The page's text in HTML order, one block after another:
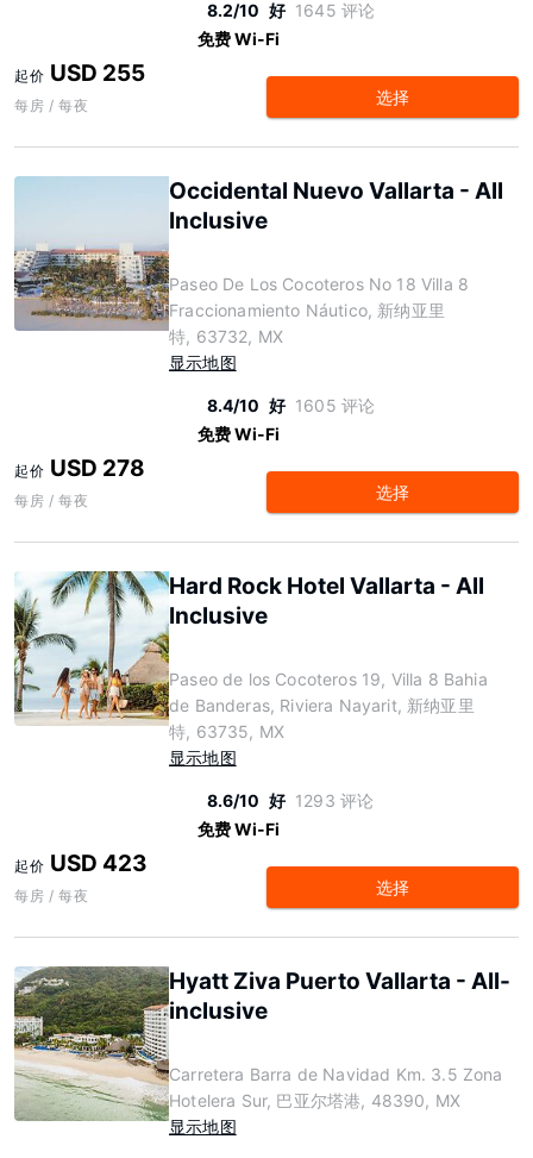
8.2/10 好 1645 评论
免费 Wi-Fi
起价 USD 255
每房 / 每夜 选择
Occidental Nuevo Vallarta - All
Inclusive
Paseo De Los Cocoteros No 18 Villa 8
Fraccionamiento Náutico, 新纳亚里
特, 63732, MX
显示地图
8.4/10 好 1605 评论
免费 Wi-Fi
起价 USD 278
每房 / 每夜 选择
Hard Rock Hotel Vallarta - All
Inclusive
Paseo de los Cocoteros 19, Villa 8 Bahia
de Banderas, Riviera Nayarit, 新纳亚里
特, 63735, MX
显示地图
8.6/10 好 1293 评论
免费 Wi-Fi
起价 USD 423
每房 / 每夜 选择
Hyatt Ziva Puerto Vallarta - All-
inclusive
Carretera Barra de Navidad Km. 3.5 Zona
Hotelera Sur, 巴亚尔塔港, 48390, MX
显示地图